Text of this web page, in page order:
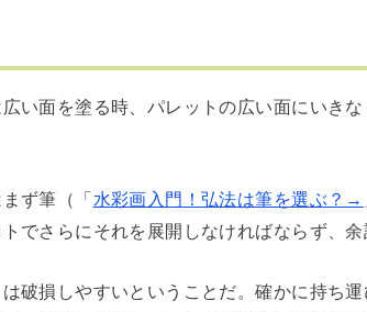
い面を塗る時、パレットの広い面にいき
ず筆（「水彩画入門！弘法は筆を選ぶ？→
でさらにそれを展開しなければならず、余
破損しやすいということだ。確かに持ち